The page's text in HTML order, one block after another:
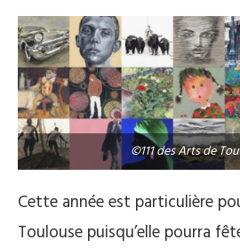
©111 des Arts de
Cette année est particulière
Toulouse puisqu’elle pourra